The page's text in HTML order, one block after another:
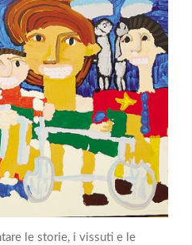
le storie, i vissuti e le